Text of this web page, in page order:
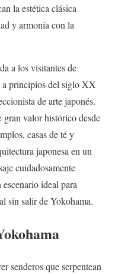
la estética clásica
y armonía con la
a los visitantes de
a principios del siglo XX
de arte japonés.
gran valor histórico desde
casas de té y
japonesa en un
cuidadosamente
ideal para
sin salir de Yokohama.
senderos que serpentean